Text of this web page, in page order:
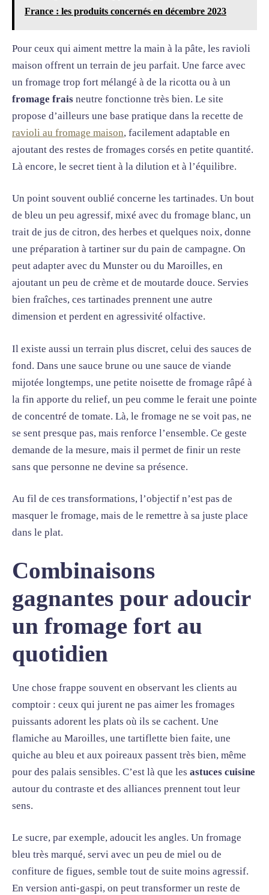
France : les produits concernés en décembre 2023
Pour ceux qui aiment mettre la main à la pâte, les ravioli
maison offrent un terrain de jeu parfait. Une farce avec
un fromage trop fort mélangé à de la ricotta ou à un
fromage frais neutre fonctionne très bien. Le site
propose d’ailleurs une base pratique dans la recette de
ravioli au fromage maison, facilement adaptable en
ajoutant des restes de fromages corsés en petite quantité.
Là encore, le secret tient à la dilution et à l’équilibre.
Un point souvent oublié concerne les tartinades. Un bout
de bleu un peu agressif, mixé avec du fromage blanc, un
trait de jus de citron, des herbes et quelques noix, donne
une préparation à tartiner sur du pain de campagne. On
peut adapter avec du Munster ou du Maroilles, en
ajoutant un peu de crème et de moutarde douce. Servies
bien fraîches, ces tartinades prennent une autre
dimension et perdent en agressivité olfactive.
Il existe aussi un terrain plus discret, celui des sauces de
fond. Dans une sauce brune ou une sauce de viande
mijotée longtemps, une petite noisette de fromage râpé à
la fin apporte du relief, un peu comme le ferait une pointe
de concentré de tomate. Là, le fromage ne se voit pas, ne
se sent presque pas, mais renforce l’ensemble. Ce geste
demande de la mesure, mais il permet de finir un reste
sans que personne ne devine sa présence.
Au fil de ces transformations, l’objectif n’est pas de
masquer le fromage, mais de le remettre à sa juste place
dans le plat.
Combinaisons
gagnantes pour adoucir
un fromage fort au
quotidien
Une chose frappe souvent en observant les clients au
comptoir : ceux qui jurent ne pas aimer les fromages
puissants adorent les plats où ils se cachent. Une
flamiche au Maroilles, une tartiflette bien faite, une
quiche au bleu et aux poireaux passent très bien, même
pour des palais sensibles. C’est là que les astuces cuisine
autour du contraste et des alliances prennent tout leur
sens.
Le sucre, par exemple, adoucit les angles. Un fromage
bleu très marqué, servi avec un peu de miel ou de
confiture de figues, semble tout de suite moins agressif.
En version anti-gaspi, on peut transformer un reste de